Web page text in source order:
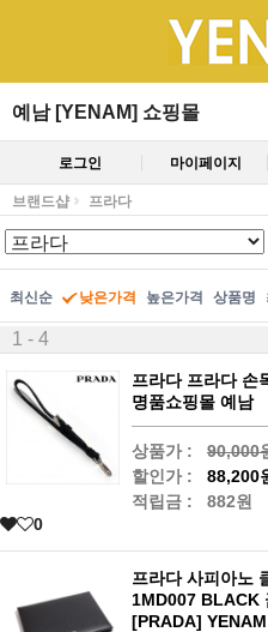
예남 [YENAM] 쇼핑몰
로그인 마이페이지
브랜드샵 프라다
최신순 낮은가격 높은가격 상품명
1 - 4
프라다 프라다 손
명품쇼핑몰 예남
상품가 : 90,000
할인가 :
88,200
적립금 :
882원
0
프라다 사피아노
1MD007 BLACK
[PRADA]